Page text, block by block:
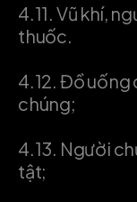
4.11. Vũ khí,
thuốc.
4.12. Đồ uống
chúng;
4.13. Người
tật;